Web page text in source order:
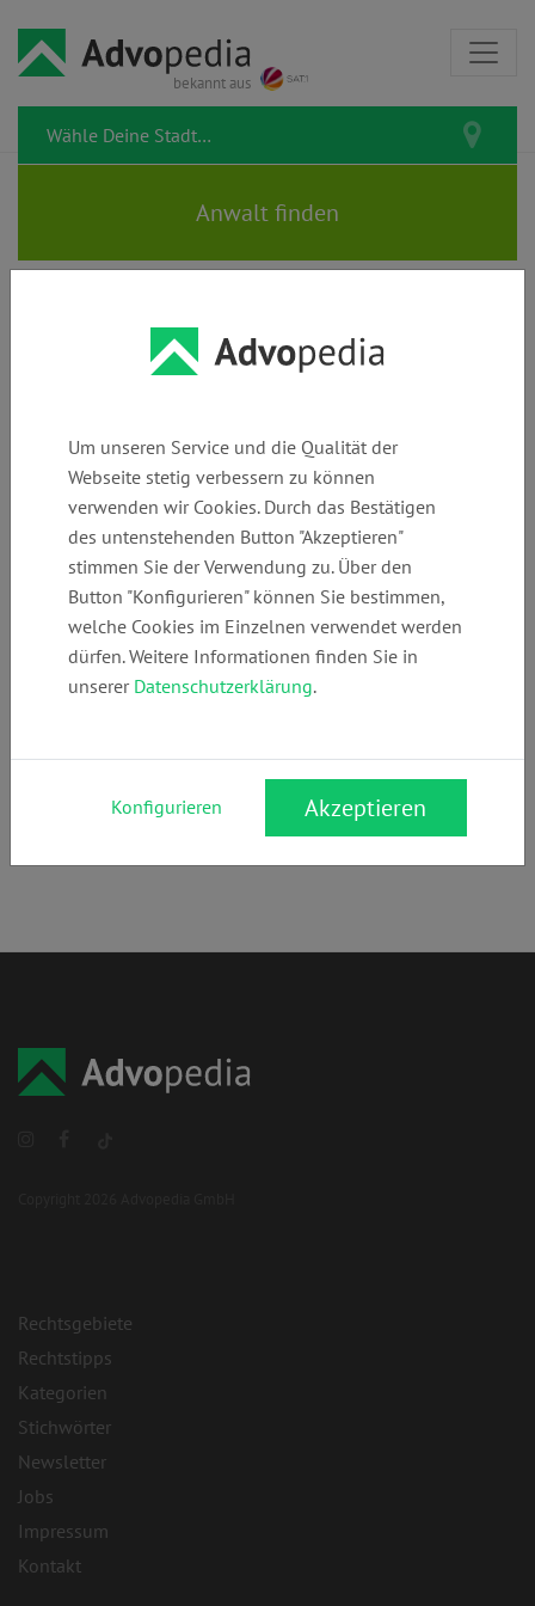
bekannt aus
Rechtsanwalt FRANK HEYNE
Telefon:
+49 (0)
6227890365
E-Mail:
anwaltskanzlei
@ra-heyne.de
www.ra-
heyne.de
Anschrift:
Rechtsgebiete:
Familienrecht,Arbeitsrecht Verkehrsrecht,Mietrecht
Forderungseinzug & Inkassorecht,Erbrecht
Rechtsgebiete
Rechtstipps
Kategorien
Stichwörter
Newsletter
Jobs
Impressum
Kontakt
Um unseren Service und die Qualität der
Webseite stetig verbessern zu können
verwenden wir Cookies. Durch das Bestätigen
des untenstehenden Button "Akzeptieren"
stimmen Sie der Verwendung zu. Über den
Button "Konfigurieren" können Sie bestimmen,
welche Cookies im Einzelnen verwendet werden
dürfen. Weitere Informationen finden Sie in
unserer Datenschutzerklärung.
Konfigurieren Akzeptieren